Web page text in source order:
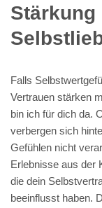
Stärkung
Falls
Vertrauen stärken
bin ich für dich da.
verbergen sich
Gefühlen nicht
Erlebnisse aus der
die dein
beeinflusst haben.